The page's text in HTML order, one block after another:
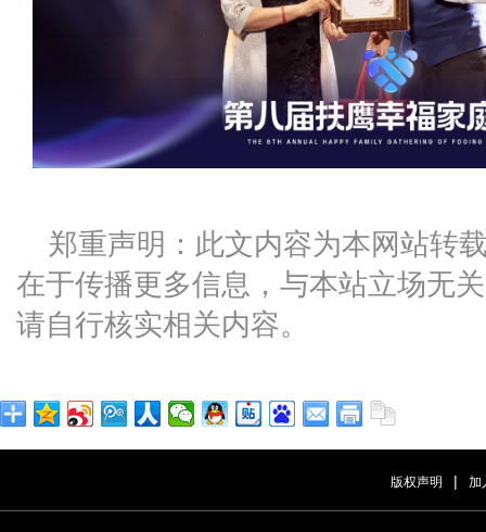
郑重声明：此文内容为本网站转
在于传播更多信息，与本站立场无
请自行核实相关内容。
版权声明 | 加